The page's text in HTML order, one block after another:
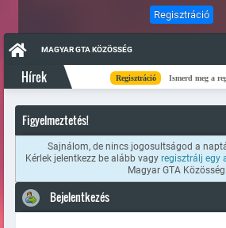
Regisztráció
MAGYAR GTA KÖZÖSSÉG
Hírek Regisztráció Ismerd meg a
Figyelmeztetés!
Sajnálom, de nincs jogosultságod a
Kérlek jelentkezz be alább vagy regisztrálj egy
Magyar GTA Közösség.
Bejelentkezés